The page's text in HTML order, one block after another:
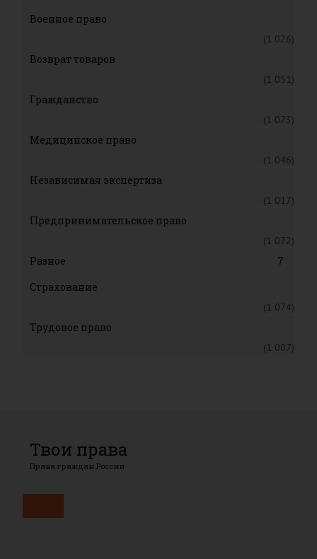
Военное право
(1 026)
Возврат товаров
(1 051)
Гражданство
(1 073)
Медицинское право
(1 046)
Независимая экспертиза
(1 017)
Предпринимательское право
(1 072)
Разное
7
Страхование
(1 074)
Трудовое право
(1 007)
Твои права
Права граждан России